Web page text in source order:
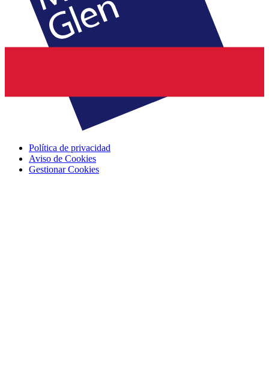
Política de privacidad
Aviso de Cookies
Gestionar Cookies